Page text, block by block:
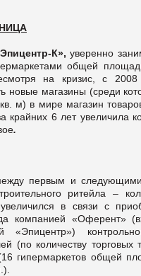
К»,уверенно
общей
на кризис, с 2008
новые магазины (среди
м) в мире магазин
крайних 6 лет увеличила
.
первым и
ритейла –
в связи с
компанией «Оферент»
«Эпицентр»)
(по количеству торговых
гипермаркетов общей